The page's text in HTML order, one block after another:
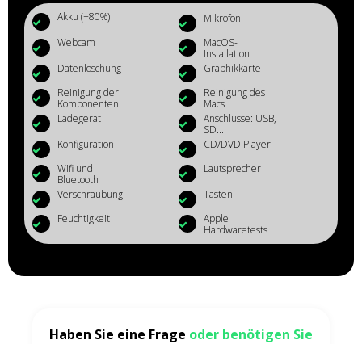
Akku (+80%)
Mikrofon
Webcam
MacOS-
Installation
Datenlöschung
Graphikkarte
Reinigung der
Komponenten
Reinigung des
Macs
Ladegerät
Anschlüsse: USB,
SD...
Konfiguration
CD/DVD Player
Wifi und
Bluetooth
Lautsprecher
Verschraubung
Tasten
Feuchtigkeit
Apple
Hardwaretests
Haben Sie eine Frage oder benötigen Sie